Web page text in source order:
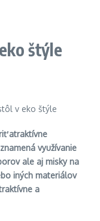
štýle
atraktívne
využívanie
ale aj misky na
iných materiálov
a